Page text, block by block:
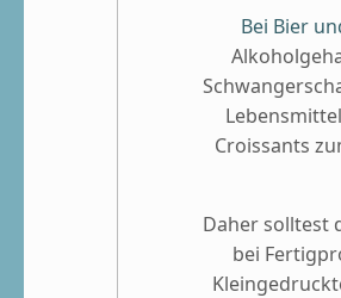
Bei Bier
Croissants
Daher solltest
bei